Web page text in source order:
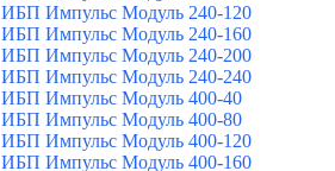
ИБП Импульс Модуль 240-120
ИБП Импульс Модуль 240-160
ИБП Импульс Модуль 240-200
ИБП Импульс Модуль 240-240
ИБП Импульс Модуль 400-40
ИБП Импульс Модуль 400-80
ИБП Импульс Модуль 400-120
ИБП Импульс Модуль 400-160